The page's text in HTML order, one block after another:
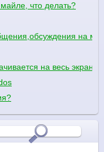
что делать?
на
на весь экран,